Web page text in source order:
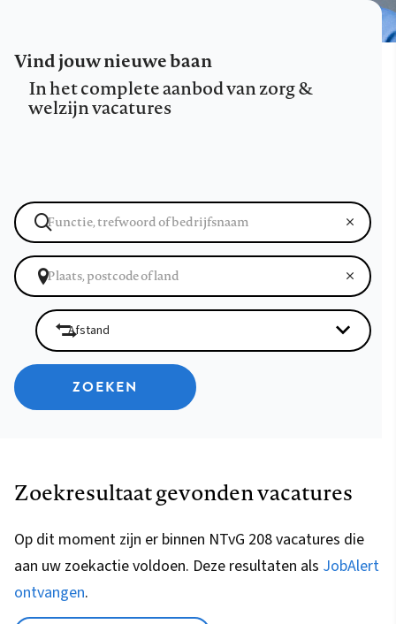
Vind jouw nieuwe baan
In het complete aanbod van zorg &
welzijn vacatures
ZOEKEN
Zoekresultaat gevonden vacatures
Op dit moment zijn er binnen NTvG 208 vacatures die
aan uw zoekactie voldoen. Deze resultaten als JobAlert
ontvangen.